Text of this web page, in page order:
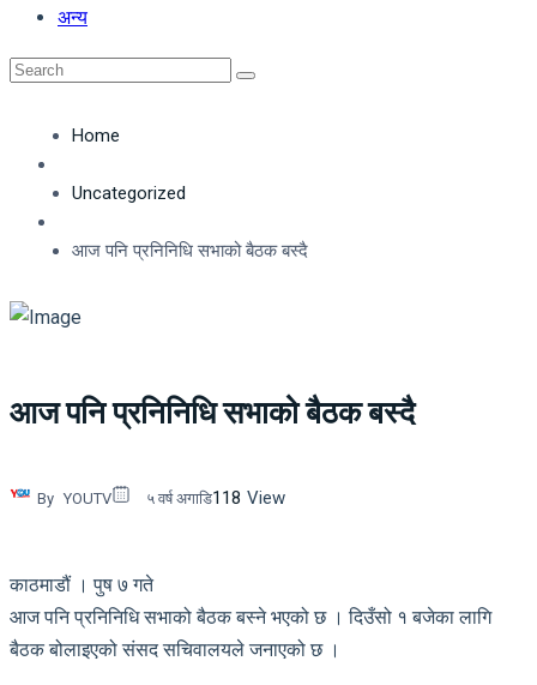
अन्य
Home
Uncategorized
आज पनि प्रनिनिधि सभाको बैठक बस्दै
आज पनि प्रनिनिधि सभाको बैठक बस्दै
By YOUTV ५ वर्ष अगाडि118 View
काठमाडौं । पुष ७ गते
आज पनि प्रनिनिधि सभाको बैठक बस्ने भएको छ । दिउँसो १ बजेका लागि
बैठक बोलाइएको संसद सचिवालयले जनाएको छ ।